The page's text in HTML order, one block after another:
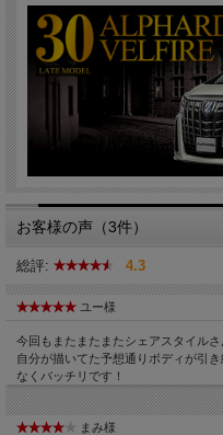
お客様の声（3件）
総評: 4.3
ユー様
今回もまたまたまたシェアスタイルさ
自分が描いてた予想通りボディが引
なくバッチリです！
まみ様